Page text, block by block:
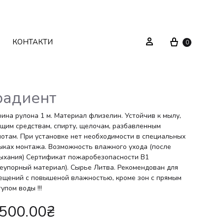
Текстиль
Декор
Вуличні меблі
Системи зберігання
Стелажі
Дзеркала
Вішаки
КОНТАКТИ Sign in Cart
0
рулона 1 м. Материал флизелин. Устойчив к мылу,
средствам, спирту, щелочам, разбавленным
При установке нет необходимости в специальных
монтажа. Возможность влажного ухода (после
Сертификат пожаробезопасности В1
материал). Сырье Литва. Рекомендован для
с повышеной влажностью, кроме зон с прямым
воды !!!
₴